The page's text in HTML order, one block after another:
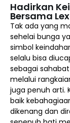
Hadirkan
Bersama
Tak ada yang
sehelai bunga
simbol
selalu bisa
sebagai
melalui
juga penuh arti.
baik
dikenang dan